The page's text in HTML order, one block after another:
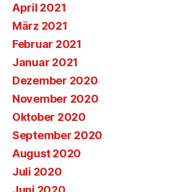
April 2021
März 2021
Februar 2021
Januar 2021
Dezember 2020
November 2020
Oktober 2020
September 2020
August 2020
Juli 2020